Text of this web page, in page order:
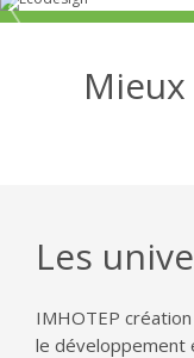
Métiers
Les
IMHOTEP
le développement